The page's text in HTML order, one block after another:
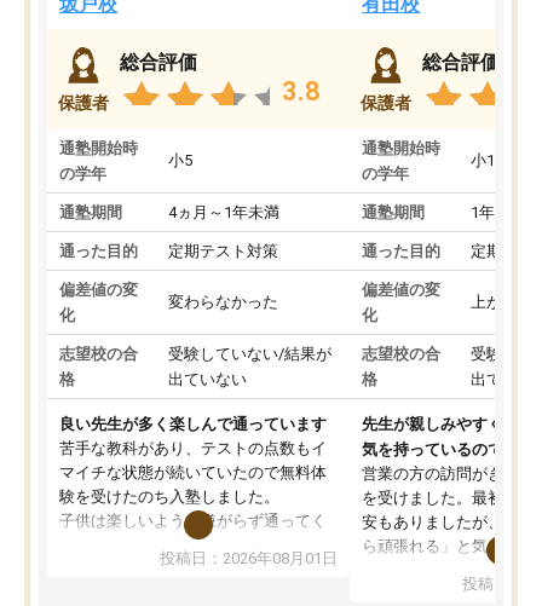
保護者
総合評価
3.8
通塾開始時
の学年
小5
通塾期間 4ヵ月～1年未満
通った目的 定期テスト対策
偏差値の変
化
変わらなかった
志望校の合
格
受験していない/結果が
出ていない
良い先生が多く楽しんで通っています
苦手な教科があり、テストの点数もイ
マイチな状態が続いていたので無料体
験を受けたのち入塾しました。
子供は楽しいようで嫌がらず通ってく
先生は良い方が多く、いつも笑顔で対
投稿日：2026年08月01日
保護者
総合評価
通塾開始時
の学年
小1
通塾期間 1年以上
通った目的 定期テス
偏差値の変
化
上がった
志望校の合
格
受験して
出ていな
先生が親しみやすく勉強
気を持っているので安心
営業の方の訪問がきっか
を受けました。最初は続
安もありましたが、子ど
ら頑張れる」と気に入り
ても分かりやすく、学
投稿日：